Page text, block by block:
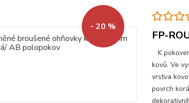
- 20 %
FP-
K
kovů. Ve
vrstva
povrch